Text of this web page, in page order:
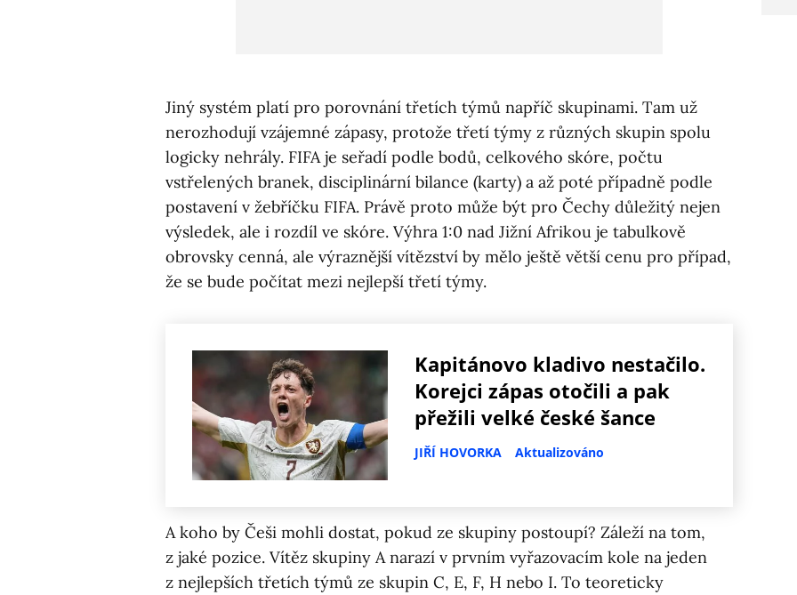
Jiný systém platí pro porovnání třetích týmů napříč skupinami. Tam už
nerozhodují vzájemné zápasy, protože třetí týmy z různých skupin spolu
logicky nehrály. FIFA je seřadí podle bodů, celkového skóre, počtu
vstřelených branek, disciplinární bilance (karty) a až poté případně podle
postavení v žebříčku FIFA. Právě proto může být pro Čechy důležitý nejen
výsledek, ale i rozdíl ve skóre. Výhra 1:0 nad Jižní Afrikou je tabulkově
obrovsky cenná, ale výraznější vítězství by mělo ještě větší cenu pro případ,
že se bude počítat mezi nejlepší třetí týmy.
Kapitánovo kladivo nestačilo.
Korejci zápas otočili a pak
přežili velké české šance
JIŘÍ HOVORKA Aktualizováno
A koho by Češi mohli dostat, pokud ze skupiny postoupí? Záleží na tom,
z jaké pozice. Vítěz skupiny A narazí v prvním vyřazovacím kole na jeden
z nejlepších třetích týmů ze skupin C, E, F, H nebo I. To teoreticky